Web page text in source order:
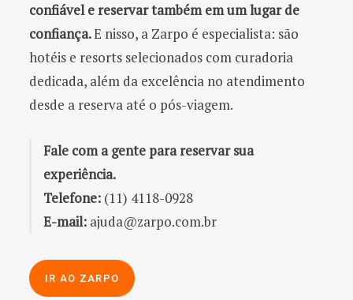
confiável e reservar também em um lugar de
confiança.E nisso, a Zarpo é especialista: são
hotéis e resorts selecionados com curadoria
dedicada, além da excelência no atendimento
desde a reserva até o pós-viagem.
Fale com a gente para reservar sua
experiência.
Telefone: (11) 4118-0928
E-mail: ajuda@zarpo.com.br
IR AO ZARPO